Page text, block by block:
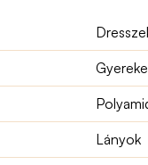
Lányok